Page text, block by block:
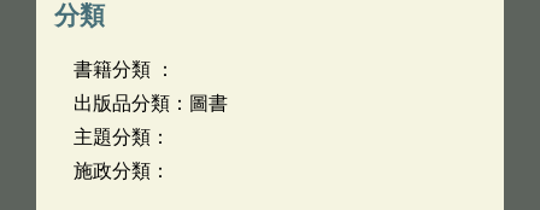
分類
書籍分類 ：
出版品分類：圖書
主題分類：
施政分類：